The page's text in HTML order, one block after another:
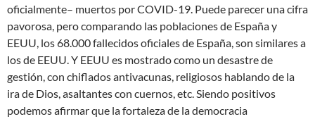
oficialmente– muertos por COVID-19. Puede parecer una cifra
pavorosa, pero comparando las poblaciones de España y
EEUU, los 68.000 fallecidos oficiales de España, son similares a
los de EEUU. Y EEUU es mostrado como un desastre de
gestión, con chiflados antivacunas, religiosos hablando de la
ira de Dios, asaltantes con cuernos, etc. Siendo positivos
podemos afirmar que la fortaleza de la democracia